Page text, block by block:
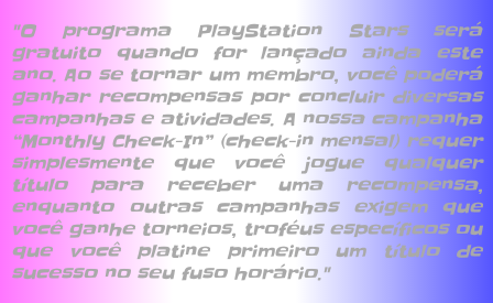
"O programa PlayStation Stars será
gratuito quando for lançado ainda este
ano. Ao se tornar um membro, você poderá
ganhar recompensas por concluir diversas
campanhas e atividades. A nossa campanha
“Monthly Check-In” (check-in mensal) requer
simplesmente que você jogue qualquer
título para receber uma recompensa,
enquanto outras campanhas exigem que
você ganhe torneios, troféus específicos ou
que você platine primeiro um título de
sucesso no seu fuso horário."